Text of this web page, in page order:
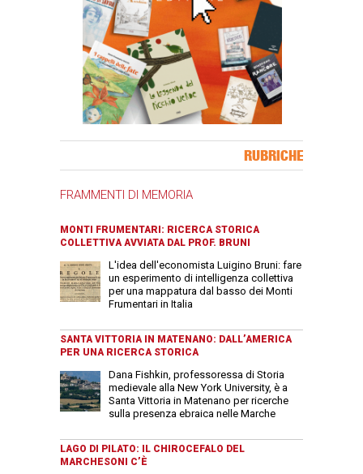
RUBRICHE
FRAMMENTI DI MEMORIA
MONTI FRUMENTARI: RICERCA STORICA
COLLETTIVA AVVIATA DAL PROF. BRUNI
L'idea dell'economista Luigino Bruni: fare
un esperimento di intelligenza collettiva
per una mappatura dal basso dei Monti
Frumentari in Italia
SANTA VITTORIA IN MATENANO: DALL’AMERICA
PER UNA RICERCA STORICA
Dana Fishkin, professoressa di Storia
medievale alla New York University, è a
Santa Vittoria in Matenano per ricerche
sulla presenza ebraica nelle Marche
LAGO DI PILATO: IL CHIROCEFALO DEL
MARCHESONI C’È